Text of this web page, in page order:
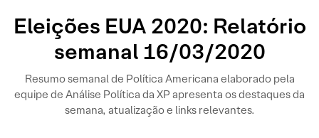
Eleições EUA 2020: Relatório
semanal 16/03/2020
Resumo semanal de Política Americana elaborado pela
equipe de Análise Política da XP apresenta os destaques da
semana, atualização e links relevantes.